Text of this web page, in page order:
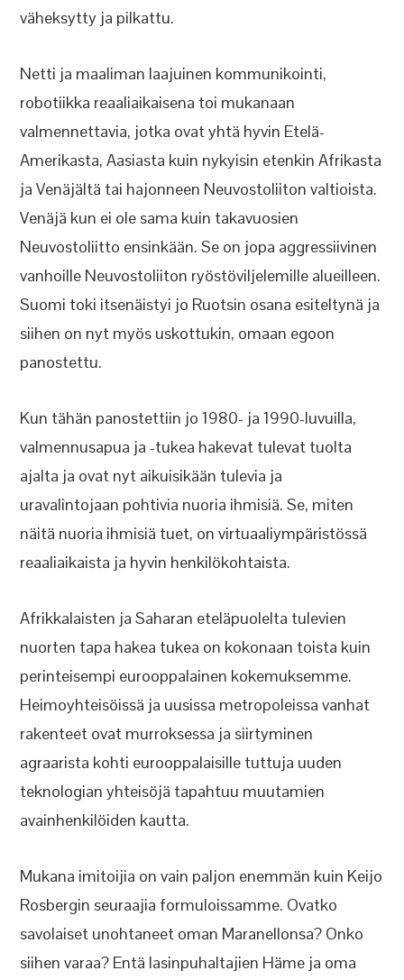
väheksytty ja pilkattu.
Netti ja maaliman laajuinen kommunikointi,
robotiikka reaaliaikaisena toi mukanaan
valmennettavia, jotka ovat yhtä hyvin Etelä-
Amerikasta, Aasiasta kuin nykyisin etenkin Afrikasta
ja Venäjältä tai hajonneen Neuvostoliiton valtioista.
Venäjä kun ei ole sama kuin takavuosien
Neuvostoliitto ensinkään. Se on jopa aggressiivinen
vanhoille Neuvostoliiton ryöstöviljelemille alueilleen.
Suomi toki itsenäistyi jo Ruotsin osana esiteltynä ja
siihen on nyt myös uskottukin, omaan egoon
panostettu.
Kun tähän panostettiin jo 1980- ja 1990-luvuilla,
valmennusapua ja -tukea hakevat tulevat tuolta
ajalta ja ovat nyt aikuisikään tulevia ja
uravalintojaan pohtivia nuoria ihmisiä. Se, miten
näitä nuoria ihmisiä tuet, on virtuaaliympäristössä
reaaliaikaista ja hyvin henkilökohtaista.
Afrikkalaisten ja Saharan eteläpuolelta tulevien
nuorten tapa hakea tukea on kokonaan toista kuin
perinteisempi eurooppalainen kokemuksemme.
Heimoyhteisöissä ja uusissa metropoleissa vanhat
rakenteet ovat murroksessa ja siirtyminen
agraarista kohti eurooppalaisille tuttuja uuden
teknologian yhteisöjä tapahtuu muutamien
avainhenkilöiden kautta.
Mukana imitoijia on vain paljon enemmän kuin Keijo
Rosbergin seuraajia formuloissamme. Ovatko
savolaiset unohtaneet oman Maranellonsa? Onko
siihen varaa? Entä lasinpuhaltajien Häme ja oma